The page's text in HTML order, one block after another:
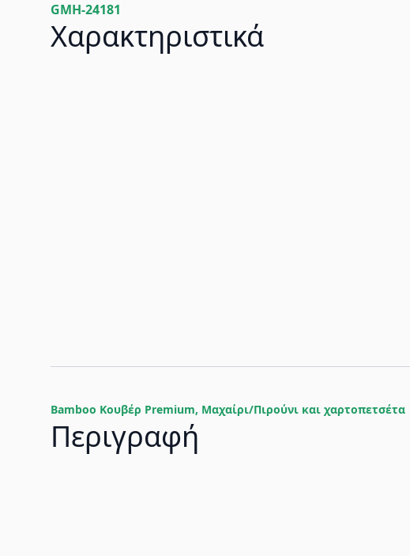
GMH-24181
Χαρακτηριστικά
Bamboo Κουβέρ Premium, Μαχαίρι/Πιρούνι και χαρτοπετσέτα
Περιγραφή